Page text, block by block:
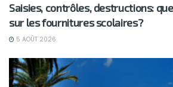
Saisies, contrôles, destructions:
sur les fournitures scolaires?
5 AOÛT 2026